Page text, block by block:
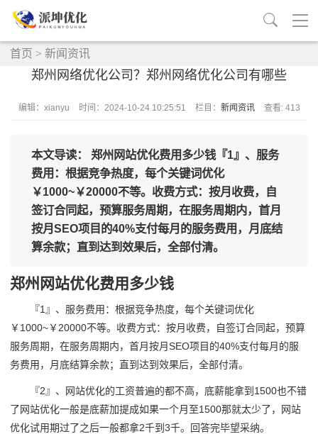
首页 > 新闻资讯
郑州网络优化公司？郑州网络优化公司有哪些
编辑：xianyu 时间：2024-10-24 10:25:51 栏目： 新闻资讯 查看: 413
本文导读： 郑州网站优化费用多少钱『1』、服务
费用：根据竞争热度，每个关键词优化
￥1000~￥20000不等。收费方式：按月收费，自
签订合同起，预算服务周期，在服务周期内，首月
按月SEO项目的40%支付每月的服务费用，月底结
算余款；直到达到效果后，全部付清。
郑州网站优化费用多少钱
『1』、服务费用：根据竞争热度，每个关键词优化
￥1000~￥20000不等。收费方式：按月收费，自签订合同起，预算
服务周期，在服务周期内，首月按月SEO项目的40%支付每月的服
务费用，月底结算余款；直到达到效果后，全部付清。
『2』、网站优化的工资普遍的都不高，底薪能拿到1500也不错
了网站优化一般是底薪加提成如果一个月至1500那就太少了，网站
优化试用期过了之后一般都拿2千到3千。回答完毕望采纳。